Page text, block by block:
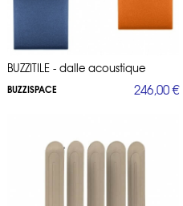
BUZZITILE - dalle acoustique
BUZZISPACE 246,00 €